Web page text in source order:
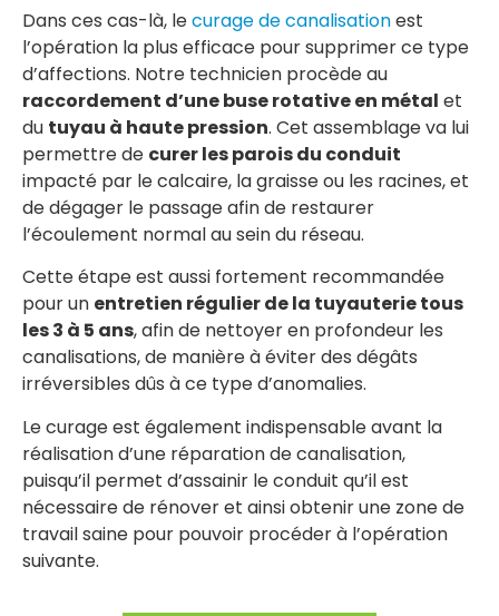
Dans ces cas-là, lecurage de canalisationest
l’opération la plus efficace pour supprimer ce type
d’affections. Notre technicien procède au
raccordement d’une buse rotative en métal et
du tuyau à haute pression. Cet assemblage va lui
permettre de curer les parois du conduit
impacté par le calcaire, la graisse ou les racines, et
de dégager le passage afin de restaurer
l’écoulement normal au sein du réseau.
Cette étape est aussi fortement recommandée
pour un entretien régulier de la tuyauterie tous
les 3 à 5 ans, afin de nettoyer en profondeur les
canalisations, de manière à éviter des dégâts
irréversibles dûs à ce type d’anomalies.
Le curage est également indispensable avant la
réalisation d’une réparation de canalisation,
puisqu’il permet d’assainir le conduit qu’il est
nécessaire de rénover et ainsi obtenir une zone de
travail saine pour pouvoir procéder à l’opération
suivante.